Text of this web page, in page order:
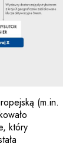
(m.in.
który